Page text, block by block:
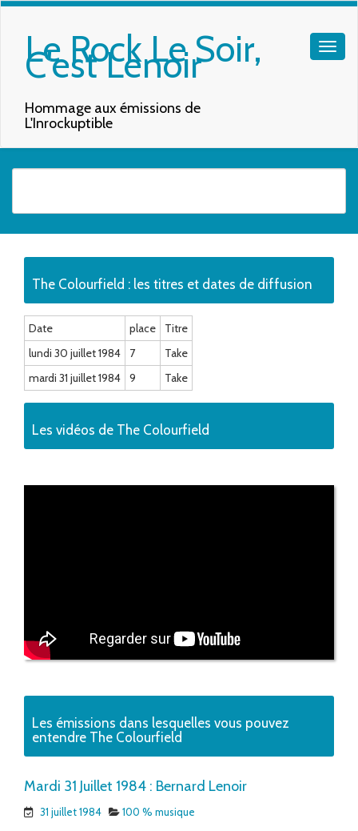
Le Rock Le Soir,
C'est Lenoir
Hommage aux émissions de
L'Inrockuptible
The Colourfield : les titres et dates de diffusion
Date place
Titre
lundi 30 juillet 1984
7
Take
mardi 31 juillet 1984
9 Take
Les vidéos de The Colourfield
Les émissions dans lesquelles vous pouvez
entendre The Colourfield
Mardi 31 Juillet 1984 : Bernard Lenoir
31 juillet 1984 100 % musique